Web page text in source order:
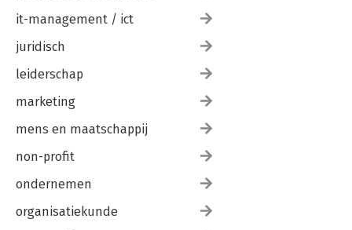
it-management / ict
juridisch
leiderschap
marketing
mens en maatschappij
non-profit
ondernemen
organisatiekunde